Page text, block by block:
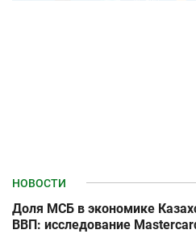
НОВОСТИ
Доля МСБ в экономике
ВВП: исследование